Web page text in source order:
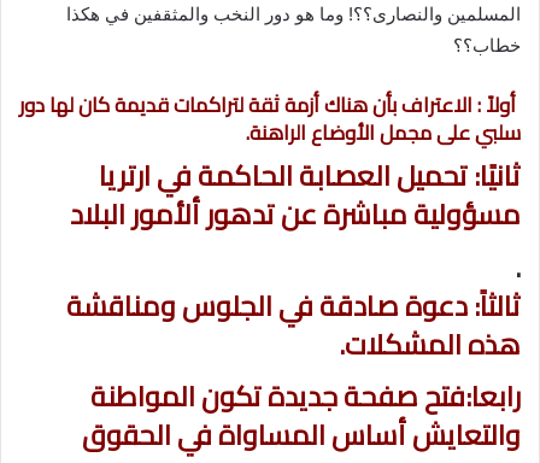
المسلمين والنصارى؟؟! وما هو دور النخب والمثقفين في هكذا
خطاب؟؟
أولاً : الاعتراف بأن هناك أزمة ثقة لتراكمات قديمة كان لها دور
سلبي على مجمل الأوضاع الراهنة.
ثانيًا: تحميل العصابة الحاكمة في ارتريا
مسؤولية مباشرة عن تدهور ألأمور البلاد
.
ثالثاً: دعوة صادقة في الجلوس ومناقشة
هذه المشكلات.
رابعا:فتح صفحة جديدة تكون المواطنة
والتعايش أساس المساواة في الحقوق